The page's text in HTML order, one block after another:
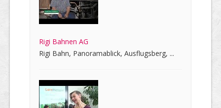
Rigi Bahnen AG
Rigi Bahn, Panoramablick, Ausflugsberg, ...